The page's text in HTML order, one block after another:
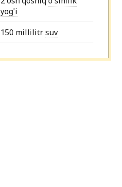
yog'i
150 millilitrsuv